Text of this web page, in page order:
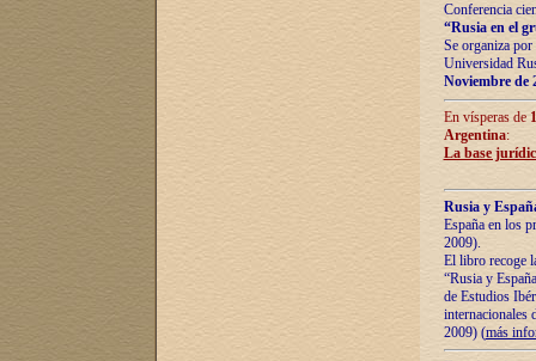
Conferencia
“Rusia en el
Se organiza
Universidad
Noviembre de
En vísperas de
Argentina:
La base
Rusia y
España en los
2009).
El libro recoge
“Rusia y
de Estudios
internacionales
2009) (más